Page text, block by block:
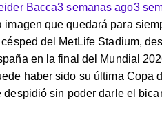
Bacca3 semanas ago3
imagen que quedará para
del MetLife Stadium,
en la final del Mundial
haber sido su última Copa
despidió sin poder darle el